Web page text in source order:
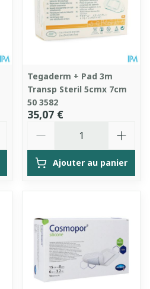
Tegaderm + Pad 3m
Transp Steril 5cmx 7cm
50 3582
35,07 €
Ajouter au panier